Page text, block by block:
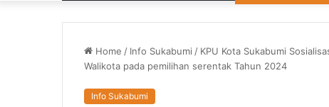
Home / Info Sukabumi / KPU Kota Sukabumi
Walikota pada pemilihan serentak Tahun 2024
Info Sukabumi